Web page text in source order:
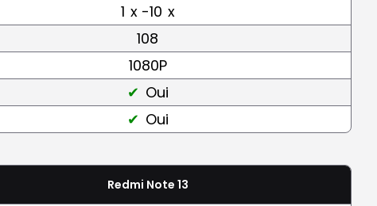
1 x -10 x
108
1080P
Oui
Oui
Redmi Note 13